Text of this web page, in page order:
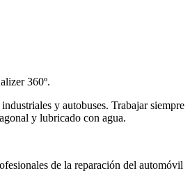
360º.
y autobuses. Trabajar siempre
y lubricado con agua.
de la reparación del automóvil